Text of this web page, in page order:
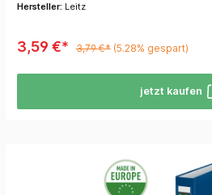
Hersteller: Leitz
3,59 €* 3,79 €* (5.28% gespart)
jetzt kaufen